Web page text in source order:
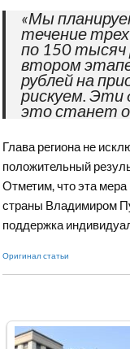
«Мы
течение
по 150 тысяч
втором
рублей на
рискуем. Эти
это станет
Глава региона не
положительный
Отметим, что эта
страны Владимиром
поддержка
Оригинал статьи